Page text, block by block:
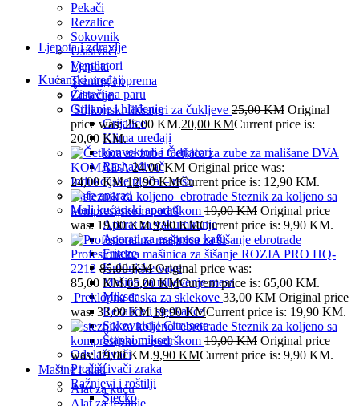
Pekači
Rezalice
Sokovnik
Usisivači
Ventilatori
Kućanski uređaji
Čistači na paru
Grijanje i hlađenje
Grijalice
Klima uređaji
konvektori i radijatori
Rashalđivač
Indukcijske ploča – rešo
Kafe aparati
Mali kućanski aparati
Aparat za vakumiranje
Aparati za esspreso kafu
Friteze
Kuhinjske vage
Mašina za mljevenje mesa
Mikser
Rezalice i sjeckalice
Sokovnici i Citrusete
Štapni mikser
Odvlaživači
Pročišćivači zraka
Ražnjevi i roštilji
Sjecko
Ljepota i zdravlje
Ljepota
Trening i oprema
Zdravlje
Silikonski fiksatori za čukljeve 25,00KM Original
price was: 25,00 KM.20,00 KMCurrent price is:
20,00 KM.
Četkica za zube za mališane DVA
KOMADA24,00KM Original price was:
24,00 KM.12,90KMCurrent price is: 12,90 KM.
Steznik za koljeno sa
kompresijskom podrškom 19,00KM Original price
was: 19,00 KM.9,90KMCurrent price is: 9,90 KM.
Profesionalna mašinica za šišanje ROZIA PRO HQ-
2212 85,00KM Original price was:
85,00 KM.65,00KMCurrent price is: 65,00 KM.
Preklopna daska za sklekove 33,00KM Original price
was: 33,00 KM.19,90KMCurrent price is: 19,90 KM.
Steznik za koljeno sa
kompresijskom podrškom 19,00KM Original price
was: 19,00 KM.9,90 KMCurrent price is: 9,90 KM.
Mašine i alati
Alat za kuću
Alat za rezanje